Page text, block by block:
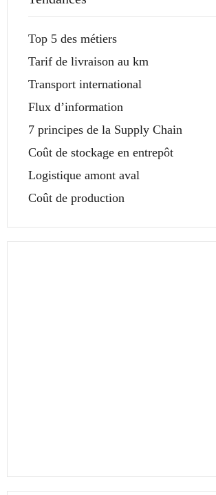
Top 5 des métiers
Tarif de livraison au km
Transport international
Flux d’information
7 principes de la Supply Chain
Coût de stockage en entrepôt
Logistique amont aval
Coût de production